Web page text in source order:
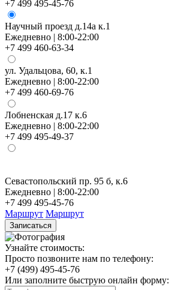
+7 499 495-45-76
Научный проезд д.14а к.1
Ежедневно | 8:00-22:00
+7 499 460-63-34
ул. Удальцова, 60, к.1
Ежедневно | 8:00-22:00
+7 499 460-69-76
Лобненская д.17 к.6
Ежедневно | 8:00-22:00
+7 499 495-49-37
Севастопольский пр. 95 б, к.6
Ежедневно | 8:00-22:00
+7 499 495-45-76
Маршрут Маршрут
Записаться
Узнайте стоимость:
Просто позвоните нам по телефону:
+7 (499) 495-45-76
Или заполните быструю онлайн форму: